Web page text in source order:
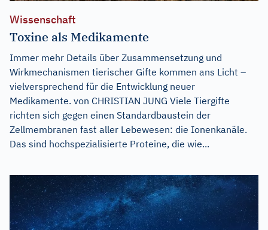
Wissenschaft
Toxine als Medikamente
Immer mehr Details über Zusammensetzung und
Wirkmechanismen tierischer Gifte kommen ans Licht –
vielversprechend für die Entwicklung neuer
Medikamente. von CHRISTIAN JUNG Viele Tiergifte
richten sich gegen einen Standardbaustein der
Zellmembranen fast aller Lebewesen: die Ionenkanäle.
Das sind hochspezialisierte Proteine, die wie...